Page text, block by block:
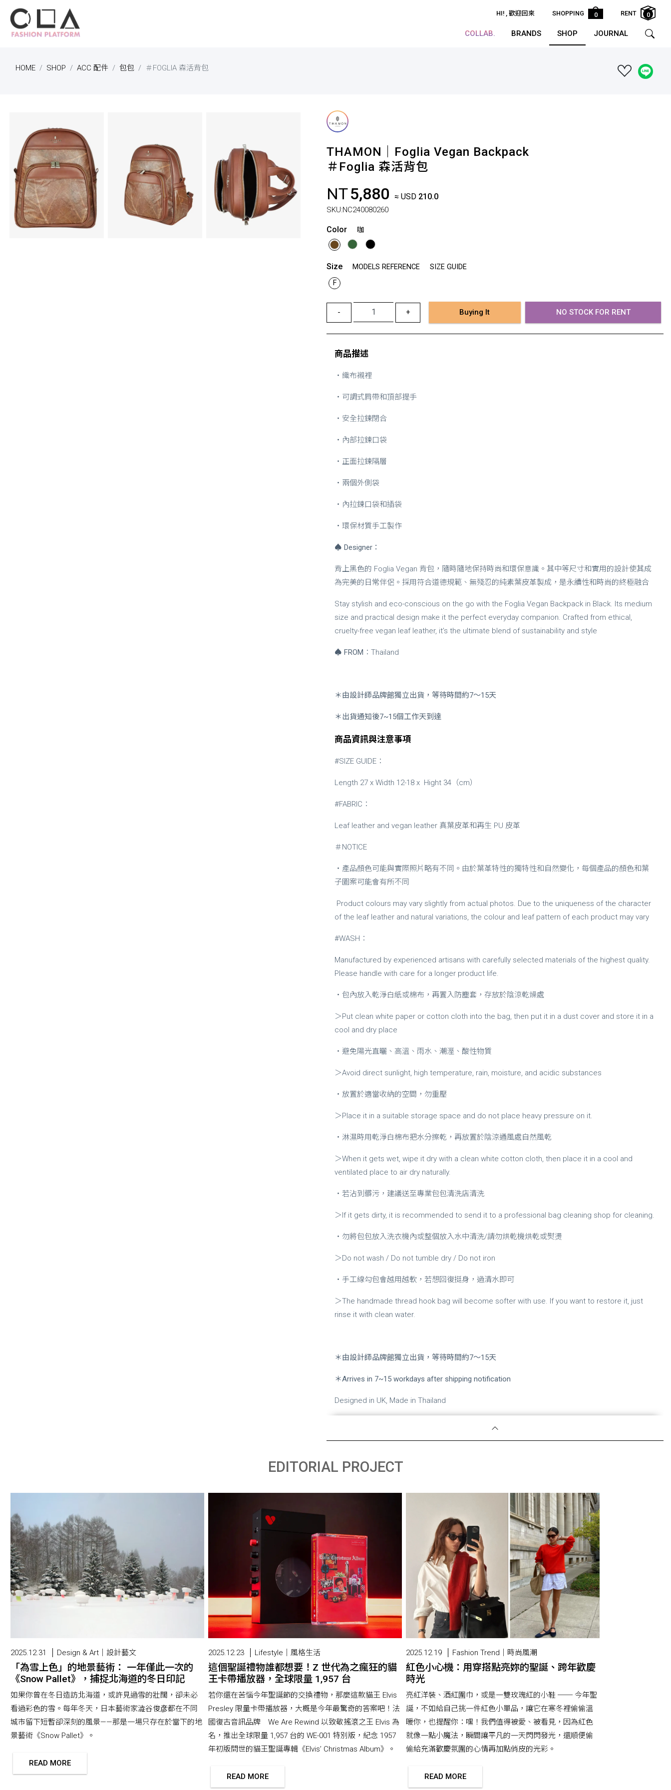
HI! , 歡迎回來 SHOPPING 0 RENT 0
COLLAB. BRANDS SHOP JOURNAL
HOME SHOP ACC 配件 包包 ＃FOGLIA 森活背包
THAMON｜Foglia Vegan Backpack
＃Foglia 森活背包
NT5,880 ≈ USD 210.0
SKU:NC240080260
Color 咖
Size MODELS REFERENCE
SIZE GUIDE
F
- + Buying It NO STOCK FOR RENT
商品描述
・織布襯裡
・可調式肩帶和頂部提手
・安全拉鍊閉合
・內部拉鍊口袋
・正面拉鍊隔層
・兩個外側袋
・內拉鍊口袋和插袋
・環保材質手工製作
♠Designer ：
背上黑色的 Foglia Vegan 背包，隨時隨地保持時尚和環保意識。其中等尺寸和實用的設計使其成
為完美的日常伴侶。採用符合道德規範、無殘忍的純素葉皮革製成，是永續性和時尚的終極融合
Stay stylish and eco-conscious on the go with the Foglia Vegan Backpack in Black. Its medium
size and practical design make it the perfect everyday companion. Crafted from ethical,
cruelty-free vegan leaf leather, it’s the ultimate blend of sustainability and style
♠FROM ：Thailand
＊由設計師品牌館獨立出貨，等待時間約7～15天
＊出貨通知後7~15個工作天到達
商品資訊與注意事項
#SIZE GUIDE：
Length 27 x Width 12-18 x Hight 34（cm）
#FABRIC：
Leaf leather and vegan leather 真葉皮革和再生 PU 皮革
＃NOTICE
・ 產品顏色可能與實際照片略有不同。由於葉革特性的獨特性和自然變化，每個產品的顏色和葉
子圖案可能會有所不同
Product colours may vary slightly from actual photos. Due to the uniqueness of the character
of the leaf leather and natural variations, the colour and leaf pattern of each product may vary
#WASH：
Manufactured by experienced artisans with carefully selected materials of the highest quality.
Please handle with care for a longer product life.
・包內放入乾淨白紙或棉布，再置入防塵套，存放於陰涼乾燥處
＞Put clean white paper or cotton cloth into the bag, then put it in a dust cover and store it in a
cool and dry place
・避免陽光直曬、高溫、雨水、潮溼、酸性物質
＞Avoid direct sunlight, high temperature, rain, moisture, and acidic substances
・放置於適當收納的空間，勿重壓
＞Place it in a suitable storage space and do not place heavy pressure on it.
・淋濕時用乾淨白棉布把水分擦乾，再放置於陰涼通風處自然風乾
＞When it gets wet, wipe it dry with a clean white cotton cloth, then place it in a cool and
ventilated place to air dry naturally.
・若沾到髒污，建議送至專業包包清洗店清洗
＞If it gets dirty, it is recommended to send it to a professional bag cleaning shop for cleaning.
・勿將包包放入洗衣機內或整個放入水中清洗/請勿烘乾機烘乾或熨燙
＞Do not wash / Do not tumble dry / Do not iron
・手工線勾包會越用越軟，若想回復挺身，過清水即可
＞The handmade thread hook bag will become softer with use. If you want to restore it, just
rinse it with clean water.
＊由設計師品牌館獨立出貨，等待時間約7～15天
＊Arrives in 7~15 workdays after shipping notification
Designed in UK, Made in Thailand
EDITORIAL PROJECT
2025.12.31 Design & Art｜設計藝文
「為雪上色」的地景藝術： 一年僅此一次的
《Snow Pallet》，捕捉北海道的冬日印記
如果你曾在冬日造訪北海道，或許見過雪的壯闊，卻未必
看過彩色的雪。每年冬天，日本藝術家澁谷俊彦都在不同
城市留下短暫卻深刻的風景——那是一場只存在於當下的地
景藝術《Snow Pallet》。
READ MORE
2025.12.23 Lifestyle｜風格生活
這個聖誕禮物誰都想要！Z 世代為之瘋狂的貓
王卡帶播放器，全球限量 1,957 台
若你還在苦惱今年聖誕節的交換禮物，那麼這款貓王 Elvis
Presley 限量卡帶播放器，大概是今年最驚奇的答案吧！法
國復古音訊品牌 We Are Rewind 以致敬搖滾之王 Elvis 為
名，推出全球限量 1,957 台的 WE-001 特別版，紀念 1957
年初版問世的貓王聖誕專輯《Elvis’ Christmas Album》。
READ MORE
2025.12.19 Fashion Trend｜時尚風潮
紅色小心機：用穿搭點亮妳的聖誕、跨年歡慶
時光
亮紅洋裝、酒紅圍巾，或是一雙玫瑰紅的小鞋 ── 今年聖
誕，不如給自己挑一件紅色小單品，讓它在寒冬裡偷偷溫
暖你，也提醒你：嘿！我們值得被愛、被看見，因為紅色
就像一點小魔法，瞬間讓平凡的一天閃閃發光，還順便偷
偷給充滿歡慶氛圍的心情再加點俏皮的光彩。
READ MORE